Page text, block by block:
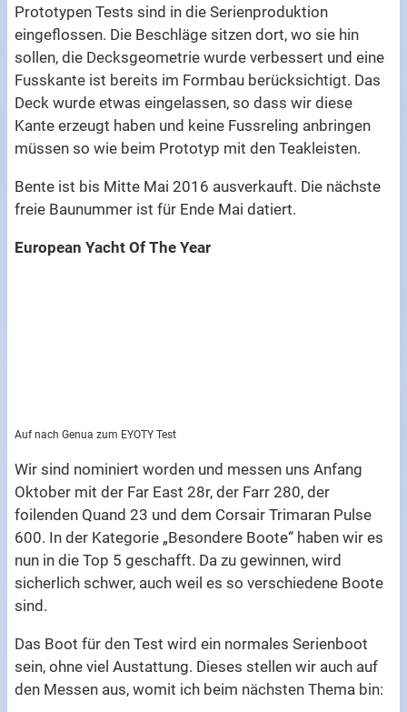
Prototypen Tests sind in die Serienproduktion
eingeflossen. Die Beschläge sitzen dort, wo sie hin
sollen, die Decksgeometrie wurde verbessert und eine
Fusskante ist bereits im Formbau berücksichtigt. Das
Deck wurde etwas eingelassen, so dass wir diese
Kante erzeugt haben und keine Fussreling anbringen
müssen so wie beim Prototyp mit den Teakleisten.
Bente ist bis Mitte Mai 2016 ausverkauft. Die nächste
freie Baunummer ist für Ende Mai datiert.
European Yacht Of The Year
Auf nach Genua zum EYOTY Test
Wir sind nominiert worden und messen uns Anfang
Oktober mit der Far East 28r, der Farr 280, der
foilenden Quand 23 und dem Corsair Trimaran Pulse
600. In der Kategorie „Besondere Boote“ haben wir es
nun in die Top 5 geschafft. Da zu gewinnen, wird
sicherlich schwer, auch weil es so verschiedene Boote
sind.
Das Boot für den Test wird ein normales Serienboot
sein, ohne viel Austattung. Dieses stellen wir auch auf
den Messen aus, womit ich beim nächsten Thema bin: